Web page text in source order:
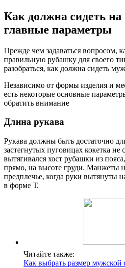
Как должна сидеть
главные параметры
Прежде чем задаваться вопросом,
правильную рубашку для своего
разобраться, как должна сидеть
Независимо от формы изделия и
есть некоторые основные
обратить внимание
Длина рукава
Рукава должны быть достаточно
застегнутых пуговицах кокетка не
вытягивался хост рубашки из
прямо, на высоте груди. Манжеты
предплечье, когда руки вытянуты
в форме Т.
Читайте также:
Как выбрать размер мужской